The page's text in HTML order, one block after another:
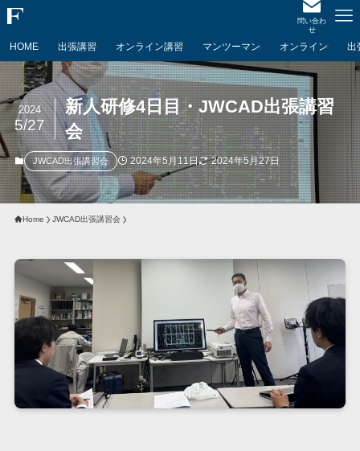
問い合わ
せ
HOME 出張講習 オンライン講習 マンツーマン オンライン 出
新人研修4日目・JWCAD出張講習
会
2024
5/27
JWCAD出張講習会 2024年5月11日 2024年5月27日
Home JWCAD出張講習会